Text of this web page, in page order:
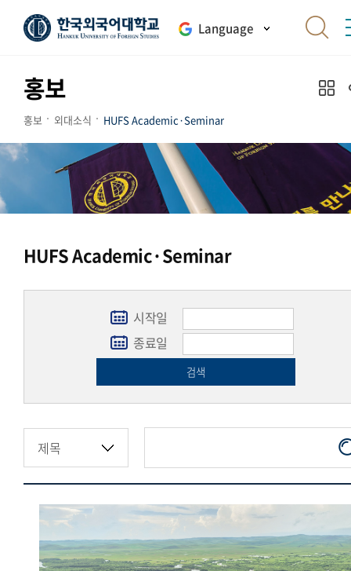
Language
홍보
홍보 외대소식 HUFS Academic·Seminar
HUFS Academic·Seminar
시작일
종료일